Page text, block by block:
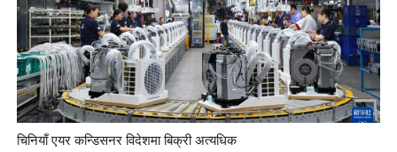
चिनियाँ एयर कन्डिसनर विदेशमा बिक्री अत्यधिक